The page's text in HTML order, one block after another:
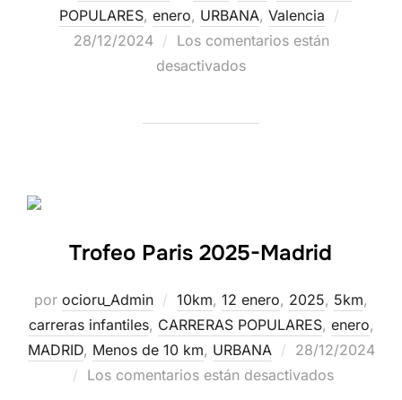
POPULARES, enero, URBANA, Valencia
28/12/2024
Los comentarios están
desactivados
Trofeo Paris 2025-Madrid
por ocioru_Admin 10km, 12 enero, 2025, 5km,
carreras infantiles, CARRERAS POPULARES, enero,
MADRID, Menos de 10 km, URBANA
28/12/2024
Los comentarios están desactivados